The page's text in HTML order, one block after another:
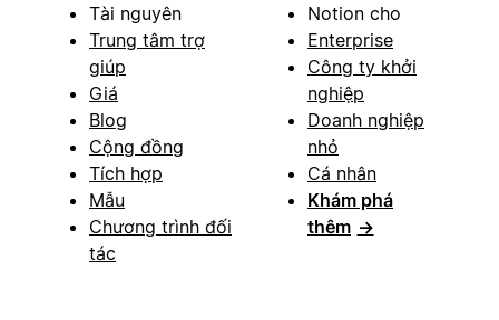
Tài nguyên
Trung tâm trợ
giúp
Giá
Blog
Cộng đồng
Tích hợp
Mẫu
Chương trình đối
tác
Notion cho
Enterprise
Công ty khởi
nghiệp
Doanh nghiệp
nhỏ
Cá nhân
Khám phá
thêm →